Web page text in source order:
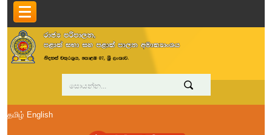
தமிழ் English